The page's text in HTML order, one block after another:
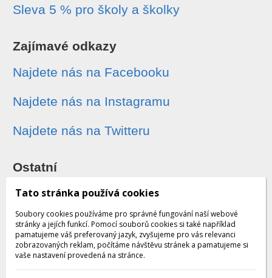
Sleva 5 % pro školy a školky
Zajímavé odkazy
Najdete nás na Facebooku
Najdete nás na Instagramu
Najdete nás na Twitteru
Ostatní
Sledování zásilek
Dárkové poukazy
Obchodní podmínky - archiv
Tato stránka používá cookies
Soubory cookies používáme pro správné fungování naší webové
stránky a jejích funkcí. Pomocí souborů cookies si také například
pamatujeme váš preferovaný jazyk, zvyšujeme pro vás relevanci
zobrazovaných reklam, počítáme návštěvu stránek a pamatujeme si
vaše nastavení provedená na stránce.